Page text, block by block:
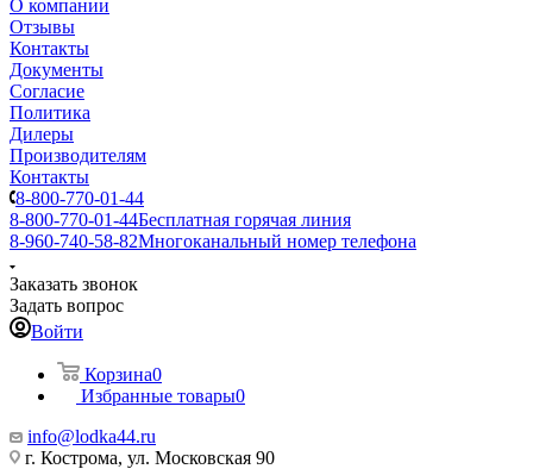
О компании
Отзывы
Контакты
Документы
Согласие
Политика
Дилеры
Производителям
Контакты
8-800-770-01-44
8-800-770-01-44Бесплатная горячая линия
8-960-740-58-82Многоканальный номер телефона
Заказать звонок
Задать вопрос
Войти
Корзина0
Избранные товары0
info@lodka44.ru
г. Кострома, ул. Московская 90